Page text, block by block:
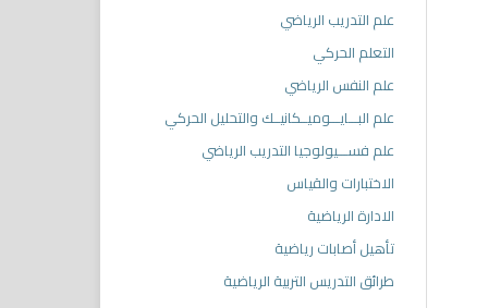
علم التدريب الرياضي
التعلم الحركي
علم النفس الرياضي
علم البـــايـــوميــكانيــك والتحليل الحركي
علم فســـيولوجيا التدريب الرياضي
الاختبارات والقياس
الادارة الرياضية
تأهيل أصابات رياضية
طرائق التدريس التربية الرياضية